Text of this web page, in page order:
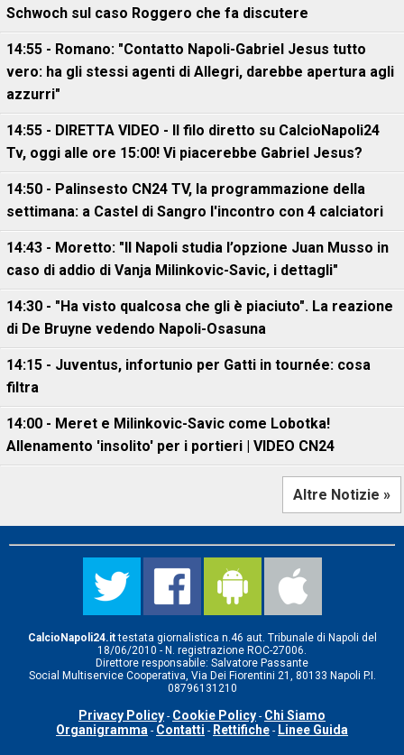
Schwoch sul caso Roggero che fa discutere
14:55 - Romano: "Contatto Napoli-Gabriel Jesus tutto
vero: ha gli stessi agenti di Allegri, darebbe apertura agli
azzurri"
14:55 - DIRETTA VIDEO - Il filo diretto su CalcioNapoli24
Tv, oggi alle ore 15:00! Vi piacerebbe Gabriel Jesus?
14:50 - Palinsesto CN24 TV, la programmazione della
settimana: a Castel di Sangro l'incontro con 4 calciatori
14:43 - Moretto: "Il Napoli studia l’opzione Juan Musso in
caso di addio di Vanja Milinkovic-Savic, i dettagli"
14:30 - "Ha visto qualcosa che gli è piaciuto". La reazione
di De Bruyne vedendo Napoli-Osasuna
14:15 - Juventus, infortunio per Gatti in tournée: cosa
filtra
14:00 - Meret e Milinkovic-Savic come Lobotka!
Allenamento 'insolito' per i portieri | VIDEO CN24
Altre Notizie »
CalcioNapoli24.ittestata giornalistica n.46 aut. Tribunale di Napoli del
18/06/2010 - N. registrazione ROC-27006.
Direttore responsabile: Salvatore Passante
Social Multiservice Cooperativa, Via Dei Fiorentini 21, 80133 Napoli P.I.
08796131210
Privacy Policy - Cookie Policy - Chi Siamo
Organigramma - Contatti - Rettifiche - Linee Guida